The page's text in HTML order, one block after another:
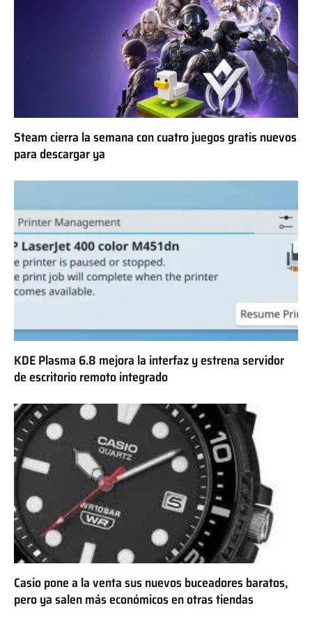
Steam cierra la semana con cuatro juegos gratis nuevos
para descargar ya
KDE Plasma 6.8 mejora la interfaz y estrena servidor
de escritorio remoto integrado
Casio pone a la venta sus nuevos buceadores baratos,
pero ya salen más económicos en otras tiendas